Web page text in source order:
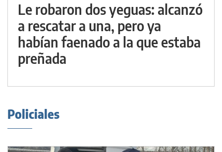
Le robaron dos yeguas: alcanzó
a rescatar a una, pero ya
habían faenado a la que estaba
preñada
Policiales